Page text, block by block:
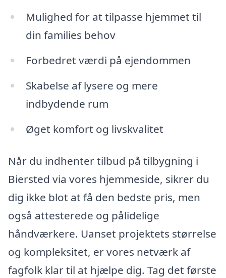
Mulighed for at tilpasse hjemmet til
din families behov
Forbedret værdi på ejendommen
Skabelse af lysere og mere
indbydende rum
Øget komfort og livskvalitet
Når du indhenter tilbud på tilbygning i
Biersted via vores hjemmeside, sikrer du
dig ikke blot at få den bedste pris, men
også attesterede og pålidelige
håndværkere. Uanset projektets størrelse
og kompleksitet, er vores netværk af
fagfolk klar til at hjælpe dig. Tag det første